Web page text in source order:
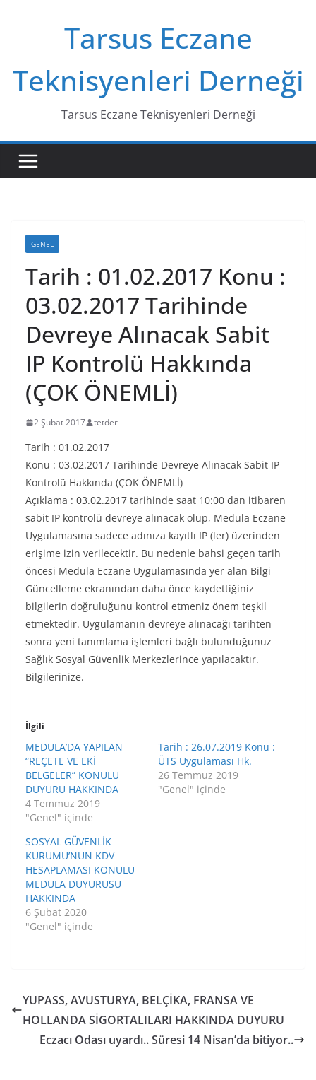
Tarsus Eczane
Teknisyenleri Derneği
Tarsus Eczane Teknisyenleri Derneği
GENEL
Tarih : 01.02.2017 Konu :
03.02.2017 Tarihinde
Devreye Alınacak Sabit
IP Kontrolü Hakkında
(ÇOK ÖNEMLİ)
2 Şubat 2017 tetder
Tarih : 01.02.2017
Konu : 03.02.2017 Tarihinde Devreye Alınacak Sabit IP
Kontrolü Hakkında (ÇOK ÖNEMLİ)
Açıklama : 03.02.2017 tarihinde saat 10:00 dan itibaren
sabit IP kontrolü devreye alınacak olup, Medula Eczane
Uygulamasına sadece adınıza kayıtlı IP (ler) üzerinden
erişime izin verilecektir. Bu nedenle bahsi geçen tarih
öncesi Medula Eczane Uygulamasında yer alan Bilgi
Güncelleme ekranından daha önce kaydettiğiniz
bilgilerin doğruluğunu kontrol etmeniz önem teşkil
etmektedir. Uygulamanın devreye alınacağı tarihten
sonra yeni tanımlama işlemleri bağlı bulunduğunuz
Sağlık Sosyal Güvenlik Merkezlerince yapılacaktır.
Bilgilerinize.
İlgili
MEDULA’DA YAPILAN
“REÇETE VE EKİ
BELGELER” KONULU
DUYURU HAKKINDA
4 Temmuz 2019
"Genel" içinde
Tarih : 26.07.2019 Konu :
ÜTS Uygulaması Hk.
26 Temmuz 2019
"Genel" içinde
SOSYAL GÜVENLİK
KURUMU’NUN KDV
HESAPLAMASI KONULU
MEDULA DUYURUSU
HAKKINDA
6 Şubat 2020
"Genel" içinde
YUPASS, AVUSTURYA, BELÇİKA, FRANSA VE
HOLLANDA SİGORTALILARI HAKKINDA DUYURU
Eczacı Odası uyardı.. Süresi 14 Nisan’da bitiyor..